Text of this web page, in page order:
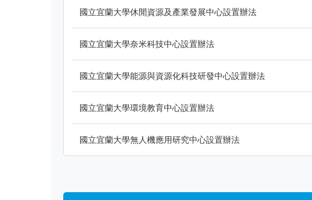
國立宜蘭大學休閒資源及產業發展中心設置辦法
國立宜蘭大學奈米科技中心設置辦法
國立宜蘭大學能源與資源化科技研發中心設置辦法
國立宜蘭大學環境教育中心設置辦法
國立宜蘭大學無人機應用研究中心設置辦法